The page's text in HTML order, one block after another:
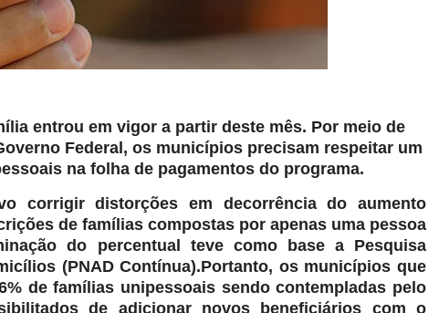
entrou em vigor a partir deste mês. Por meio de
Federal, os municípios precisam respeitar um
na folha de pagamentos do programa.
corrigir distorções em decorrência do aumento
de famílias compostas por apenas uma pessoa
do percentual teve como base a Pesquisa
(PNAD Contínua).Portanto, os municípios que
de famílias unipessoais sendo contempladas pelo
de adicionar novos beneficiários com o